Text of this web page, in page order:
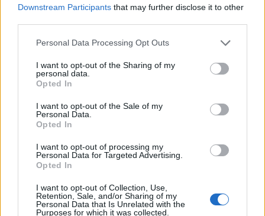
Downstream Participants that may further disclose it to other
Please note that this website/app uses one or more Google
not limited to your visit or usage behaviour. You may click to
grant or deny consent to Google and its third-party tags to
use your data for below specified purposes in below Google
consent section.
Personal Data Processing Opt Outs
I want to opt-out of the Sharing of my
personal data.
Opted In
I want to opt-out of the Sale of my
Personal Data.
Opted In
I want to opt-out of processing my
Personal Data for Targeted Advertising.
Opted In
I want to opt-out of Collection, Use,
Retention, Sale, and/or Sharing of my
Personal Data that Is Unrelated with the
Purposes for which it was collected.
Τα φαινόμενα από τις βραδινές ώρες θα
σταματήσουν πρόσκαιρα στο μεγαλύτερο τμήμα
της ηπειρωτικής χώρας, ωστόσο θα συνεχιστούν
τοπικά σε περιοχές της Μακεδονίας, της
Θεσσαλίας, της Κεντρικής Στερεάς και πιθανόν του
Βορείου Αιγαίου.
Τέλος, παρά τη βελτίωση που θα παρουσιάσουν οι
πυρομετεωρολογικοί δείκτες, ιδιαίτερη προσοχή
θα πρέπει να ληφθεί στις ηπειρωτικές περιοχές